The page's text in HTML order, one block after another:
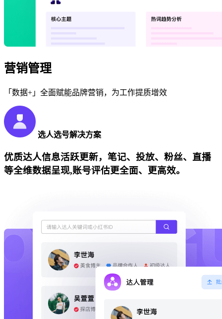
营销管理
「数据+」全面赋能品牌营销，为工作提质增效
选人选号解决方案
优质达人信息活跃更新，笔记、投放、粉丝、直播
等全维数据呈现,账号评估更全面、更高效。